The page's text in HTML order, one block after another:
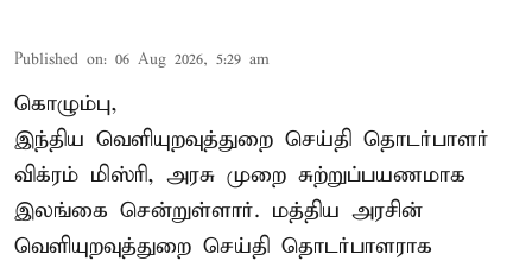
Published on: 06 Aug 2026, 5:29 am
கொழும்பு,
இந்திய வெளியுறவுத்துறை செய்தி தொடர்பாளர்
விக்ரம் மிஸ்ரி, அரசு முறை சுற்றுப்பயணமாக
இலங்கை சென்றுள்ளார். மத்திய அரசின்
வெளியுறவுத்துறை செய்தி தொடர்பாளராக